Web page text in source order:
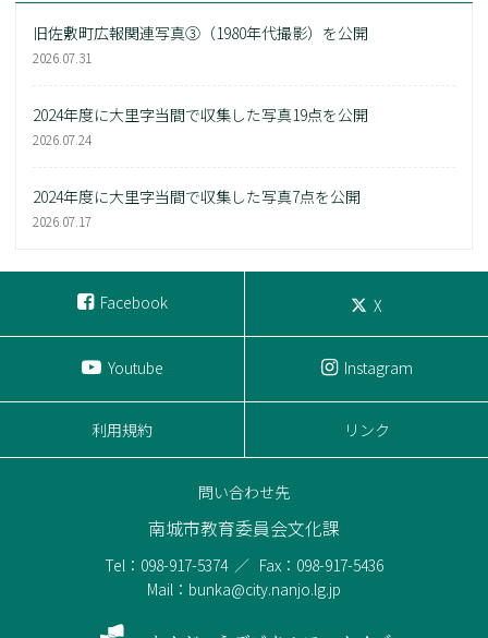
旧佐敷町広報関連写真③（1980年代撮影）を公開
2026.07.31
2024年度に大里字当間で収集した写真19点を公開
2026.07.24
2024年度に大里字当間で収集した写真7点を公開
2026.07.17
Facebook X
Youtube Instagram
利用規約 リンク
問い合わせ先
南城市教育委員会文化課
Tel：098-917-5374
Fax：098-917-5436
Mail：bunka@city.nanjo.lg.jp